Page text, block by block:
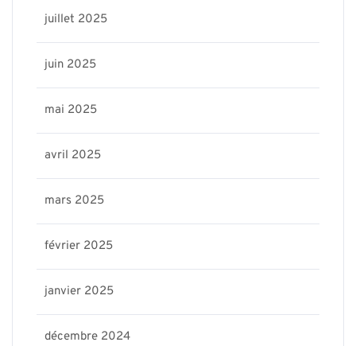
juillet 2025
juin 2025
mai 2025
avril 2025
mars 2025
février 2025
janvier 2025
décembre 2024